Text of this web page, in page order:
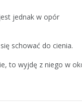
jednak w opór
schować do cienia.
to wyjdę z niego w